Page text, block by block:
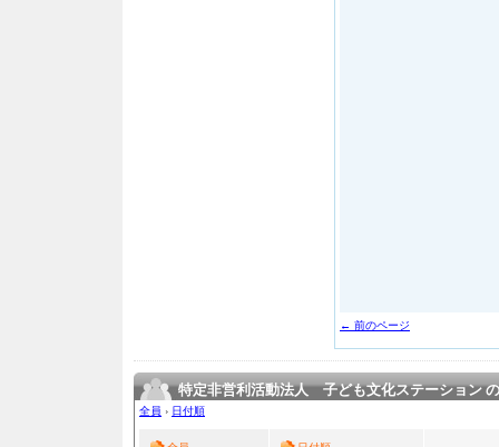
← 前のページ
特定非営利活動法人 子ども文化ステーション
全員 › 日付順